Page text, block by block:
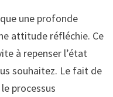
une profonde
attitude réfléchie. Ce
à repenser l’état
souhaitez. Le fait de
processus